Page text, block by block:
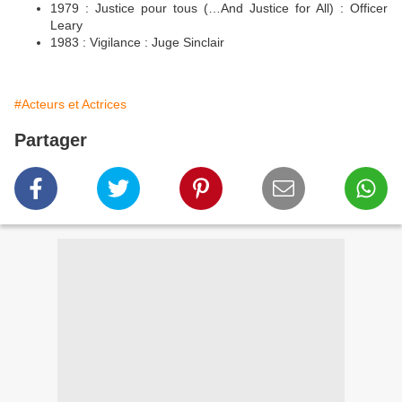
1979 : Justice pour tous (…And Justice for All) : Officer
Leary
1983 : Vigilance : Juge Sinclair
#Acteurs et Actrices
Partager